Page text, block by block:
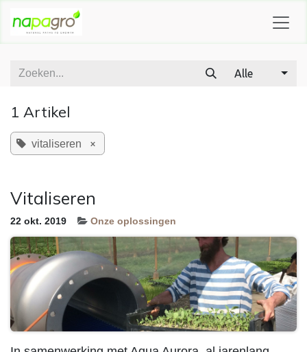
Alle
1 Artikel
vitaliseren ×
Vitaliseren
22 okt. 2019 Onze oplossingen